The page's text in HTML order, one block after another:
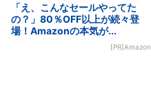
「え、こんなセールやってた
の？」80％OFF以上が続々登
場！Amazonの本気が...
[PR]Amazon